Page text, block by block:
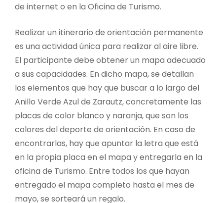
de internet o en la Oficina de Turismo.
Realizar un itinerario de orientación permanente
es una actividad única para realizar al aire libre.
El participante debe obtener un mapa adecuado
a sus capacidades. En dicho mapa, se detallan
los elementos que hay que buscar a lo largo del
Anillo Verde Azul de Zarautz, concretamente las
placas de color blanco y naranja, que son los
colores del deporte de orientación. En caso de
encontrarlas, hay que apuntar la letra que está
en la propia placa en el mapa y entregarla en la
oficina de Turismo. Entre todos los que hayan
entregado el mapa completo hasta el mes de
mayo, se sorteará un regalo.